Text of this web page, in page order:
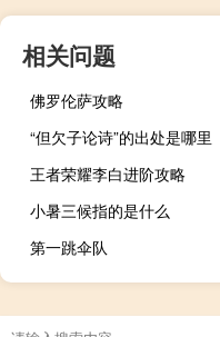
相关问题
佛罗伦萨攻略
“但欠子论诗”的出处是哪里
王者荣耀李白进阶攻略
小暑三候指的是什么
第一跳伞队